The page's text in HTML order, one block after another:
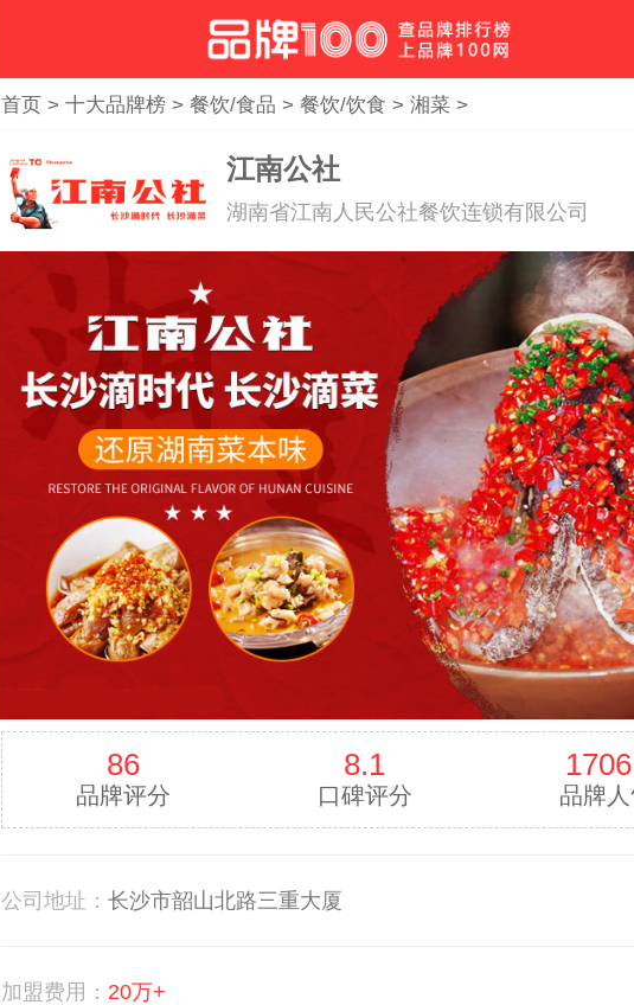
首页 > 十大品牌榜 > 餐饮/食品 > 餐饮/饮食 > 湘菜 >
江南公社
湖南省江南人民公社餐饮连锁有限公司
86
品牌评分
8.1
口碑评分 品牌
公司地址： 长沙市韶山北路三重大厦
加盟费用： 20万+